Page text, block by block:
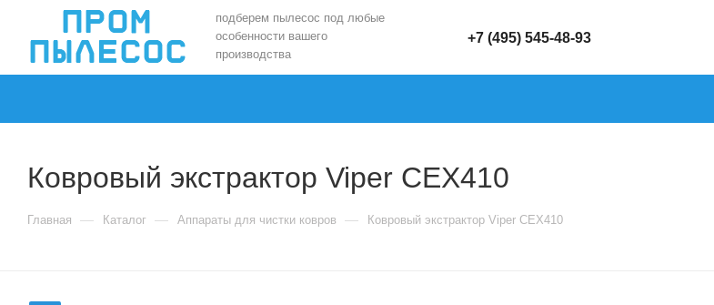
подберем пылесос под любые
особенности вашего
производства
+7 (495) 545-48-93
Ковровый экстрактор Viper CEX410
Главная — Каталог — Аппараты для чистки ковров — Ковровый экстрактор Viper CEX410